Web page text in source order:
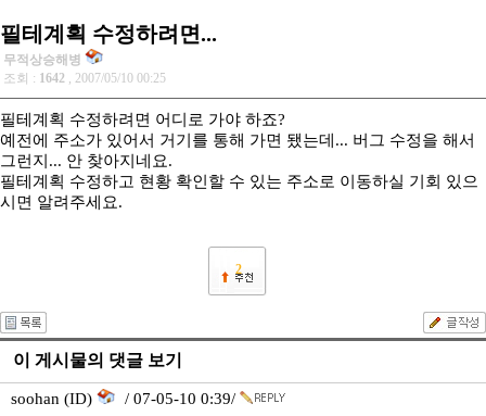
필테계획 수정하려면...
무적상승해병
조회 : 1642 , 2007/05/10 00:25
필테계획 수정하려면 어디로 가야 하죠?
예전에 주소가 있어서 거기를 통해 가면 됐는데... 버그 수정을 해서
그런지... 안 찾아지네요.
필테계획 수정하고 현황 확인할 수 있는 주소로 이동하실 기회 있으
시면 알려주세요.
2
이 게시물의 댓글 보기
soohan (ID) / 07-05-10 0:39/